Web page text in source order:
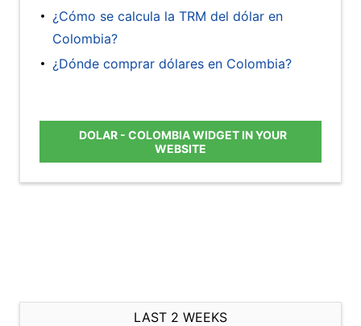
¿Cómo se calcula la TRM del dólar en
Colombia?
¿Dónde comprar dólares en Colombia?
DOLAR - COLOMBIA WIDGET IN YOUR
WEBSITE
LAST 2 WEEKS